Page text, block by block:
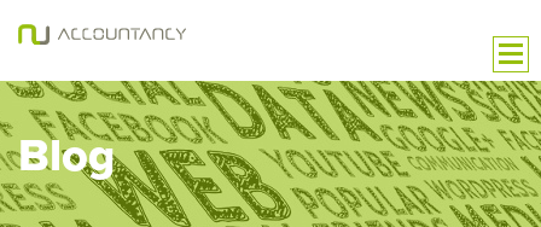
Blog